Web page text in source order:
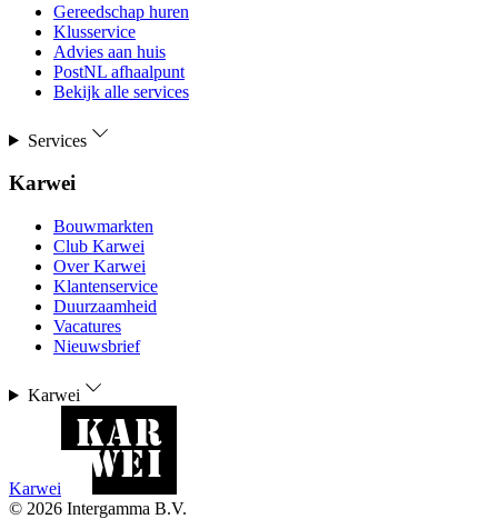
Gereedschap huren
Klusservice
Advies aan huis
PostNL afhaalpunt
Bekijk alle services
Services
Karwei
Bouwmarkten
Club Karwei
Over Karwei
Klantenservice
Duurzaamheid
Vacatures
Nieuwsbrief
Karwei
Karwei
© 2026 Intergamma B.V.